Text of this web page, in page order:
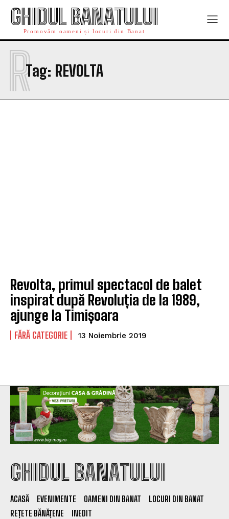
GHIDUL BANATULUI
Promovăm oameni și locuri din Banat
Tag: REVOLTA
R
Revolta, primul spectacol de balet
inspirat după Revoluția de la 1989,
ajunge la Timișoara
FĂRĂ CATEGORIE 13 Noiembrie 2019
GHIDUL BANATULUI
ACASĂ EVENIMENTE OAMENI DIN BANAT
LOCURI DIN BANAT
REȚETE BĂNĂȚENE
INEDIT